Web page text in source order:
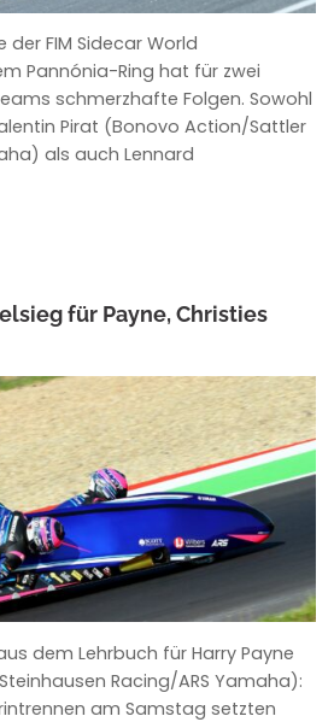
FIM Sidecar World
Pannónia-Ring hat für zwei
schmerzhafte Folgen. Sowohl
Pirat (Bonovo Action/Sattler
als auch Lennard
für Payne, Christies
dem Lehrbuch für Harry Payne
Racing/ARS Yamaha):
am Samstag setzten